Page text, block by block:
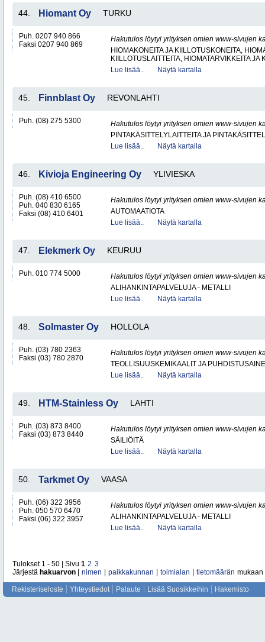
44. Hiomant Oy TURKU
Puh. 0207 940 866
Faksi 0207 940 869
Hakutulos löytyi yrityksen omien www-sivujen
HIOMAKONEITA JA KIILLOTUSKONEITA,
KIILLOTUSLAITTEITA, HIOMATARVIKKEITA JA
Lue lisää..
Näytä kartalla
45. Finnblast Oy REVONLAHTI
Puh. (08) 275 5300
Hakutulos löytyi yrityksen omien www-sivujen
PINTAKÄSITTELYLAITTEITA JA
Lue lisää..
Näytä kartalla
46. Kivioja Engineering Oy YLIVIESKA
Puh. (08) 410 6500
Puh. 040 830 6165
Faksi (08) 410 6401
Hakutulos löytyi yrityksen omien www-sivujen
AUTOMAATIOTA
Lue lisää..
Näytä kartalla
47. Elekmerk Oy KEURUU
Puh. 010 774 5000
Hakutulos löytyi yrityksen omien www-sivujen
ALIHANKINTAPALVELUJA - METALLI
Lue lisää..
Näytä kartalla
48. Solmaster Oy HOLLOLA
Puh. (03) 780 2363
Faksi (03) 780 2870
Hakutulos löytyi yrityksen omien www-sivujen
TEOLLISUUSKEMIKAALIT JA
Lue lisää..
Näytä kartalla
49. HTM-Stainless Oy LAHTI
Puh. (03) 873 8400
Faksi (03) 873 8440
Hakutulos löytyi yrityksen omien www-sivujen
SÄILIÖITÄ
Lue lisää..
Näytä kartalla
50. Tarkmet Oy VAASA
Puh. (06) 322 3956
Puh. 050 570 6470
Faksi (06) 322 3957
Hakutulos löytyi yrityksen omien www-sivujen
ALIHANKINTAPALVELUJA - METALLI
Lue lisää..
Näytä kartalla
Tulokset 1 - 50 | Sivu 1 2 3
Järjestä hakuarvon nimen paikkakunnan toimialan tietomäärän mukaan
Rekisteriseloste Yhteystiedot Palaute Lisää Suosikkeihin Hakemisto